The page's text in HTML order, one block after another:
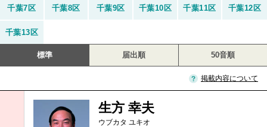
千葉7区 千葉8区 千葉9区 千葉10区 千葉11区 千葉12区
千葉13区
標準 届出順 50音順
掲載内容について
生方 幸夫
ウブカタ ユキオ